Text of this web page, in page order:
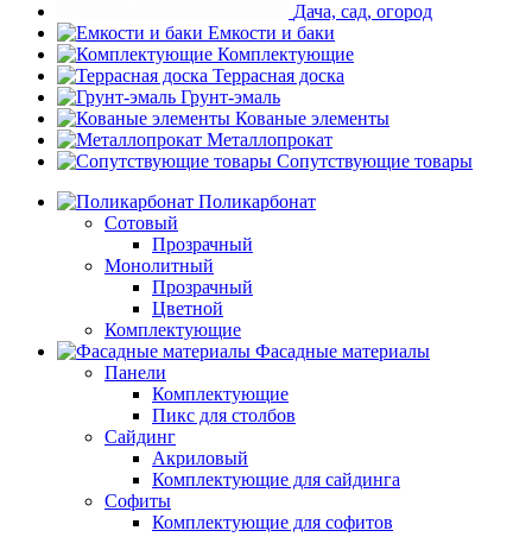
Дача, сад, огород
Емкости и баки
Комплектующие
Террасная доска
Грунт-эмаль
Кованые элементы
Металлопрокат
Сопутствующие товары
Поликарбонат
Сотовый
Прозрачный
Монолитный
Прозрачный
Цветной
Комплектующие
Фасадные материалы
Панели
Комплектующие
Пикс для столбов
Сайдинг
Акриловый
Комплектующие для сайдинга
Софиты
Комплектующие для софитов